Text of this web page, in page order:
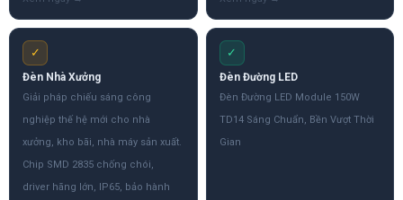
✓
Đèn Nhà Xưởng
Giải pháp chiếu sáng công
nghiệp thế hệ mới cho nhà
xưởng, kho bãi, nhà máy sản xuất.
Chip SMD 2835 chống chói,
driver hãng lớn, IP65, bảo hành
✓
Đèn Đường LED
Đèn Đường LED Module 150W
TD14 Sáng Chuẩn, Bền Vượt Thời
Gian